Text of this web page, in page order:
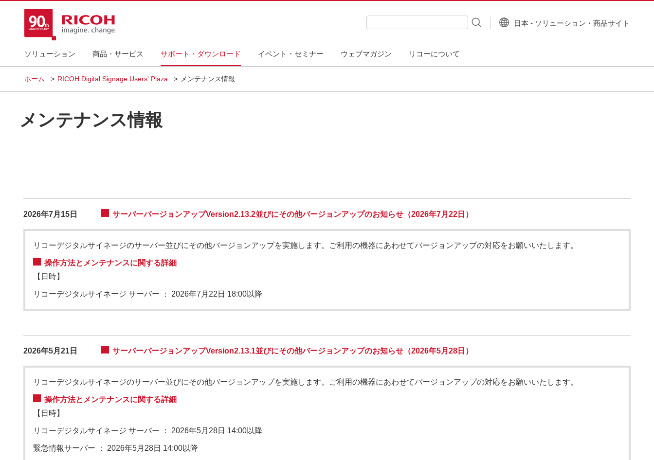
ソリューション 商品・サービス サポート・ダウンロード イベント・セミナー ウェブマガジン リコーについて
検索キーワード入力
日本 - ソリューション・商品サイト
ホーム RICOH Digital Signage Users' Plaza メンテナンス情報
メンテナンス情報
2026年7月15日 サーバーバージョンアップVersion2.13.2並びにその他バージョンアップのお知らせ（2026年7月22日）
リコーデジタルサイネージのサーバー並びにその他バージョンアップを実施します。ご利用の機器にあわせてバージョンアップの対応をお願いいたします。
操作方法とメンテナンスに関する詳細
【日時】
リコーデジタルサイネージ サーバー ： 2026年7月22日 18:00以降
2026年5月21日 サーバーバージョンアップVersion2.13.1並びにその他バージョンアップのお知らせ（2026年5月28日）
リコーデジタルサイネージのサーバー並びにその他バージョンアップを実施します。ご利用の機器にあわせてバージョンアップの対応をお願いいたします。
操作方法とメンテナンスに関する詳細
【日時】
リコーデジタルサイネージ サーバー ： 2026年5月28日 14:00以降
緊急情報サーバー ： 2026年5月28日 14:00以降